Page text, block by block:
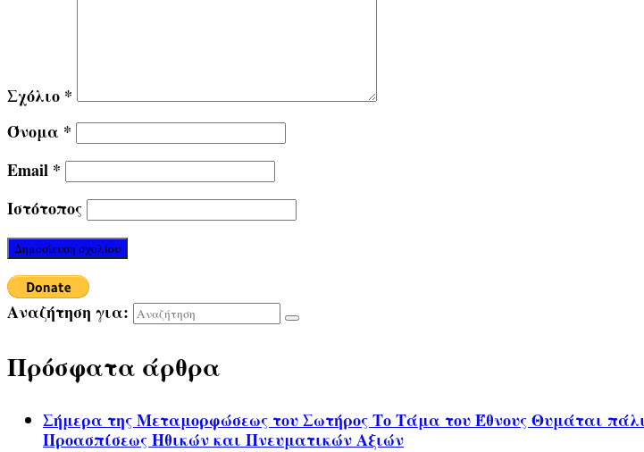
Σχόλιο *
Όνομα *
Email *
Ιστότοπος
Αναζήτηση για:
Πρόσφατα άρθρα
Σήμερα της Μεταμορφώσεως του Σωτήρος Το Τάμα του Έθνους Θυμάται
Προασπίσεως Ηθικών και Πνευματικών Αξιών